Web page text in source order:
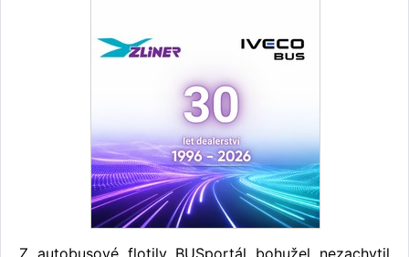
Z autobusové flotily BUSportál bohužel nezachytil